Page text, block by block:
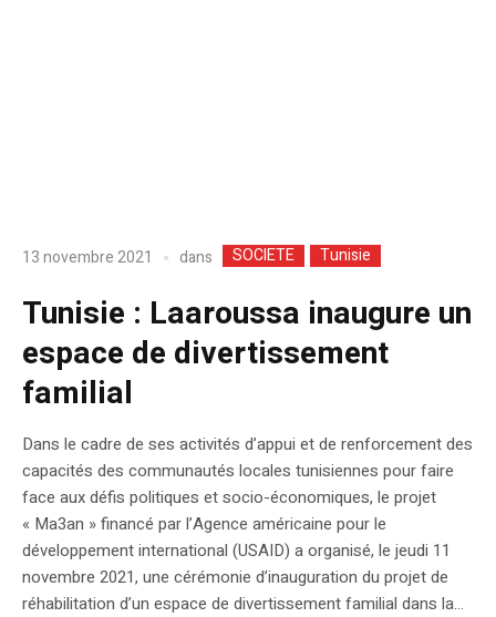
13 novembre 2021 dans SOCIETE Tunisie
Tunisie : Laaroussa inaugure un
espace de divertissement
familial
Dans le cadre de ses activités d’appui et de renforcement des
capacités des communautés locales tunisiennes pour faire
face aux défis politiques et socio-économiques, le projet
« Ma3an » financé par l’Agence américaine pour le
développement international (USAID) a organisé, le jeudi 11
novembre 2021, une cérémonie d’inauguration du projet de
réhabilitation d’un espace de divertissement familial dans la...